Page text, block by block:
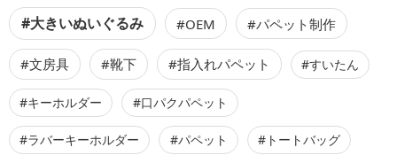
#大きいぬいぐるみ #OEM #パペット制作
#文房具 #靴下 #指入れパペット #すいたん
#キーホルダー #口パクパペット
#ラバーキーホルダー #パペット #トートバッグ